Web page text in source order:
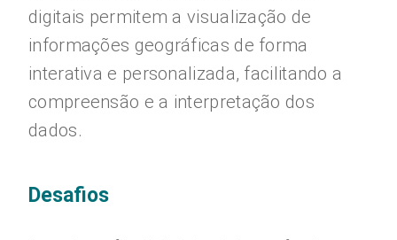
digitais permitem a visualização de
informações geográficas de forma
interativa e personalizada, facilitando a
compreensão e a interpretação dos
dados.
Desafios